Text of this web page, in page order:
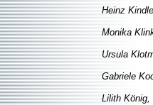
Heinz
Monika
Ursula
Gabriele
Lilith König,